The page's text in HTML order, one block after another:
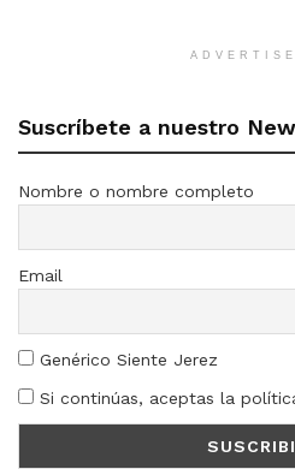
Suscríbete a nuestro
Nombre o nombre completo
Email
Genérico Siente Jerez
Si continúas, aceptas la